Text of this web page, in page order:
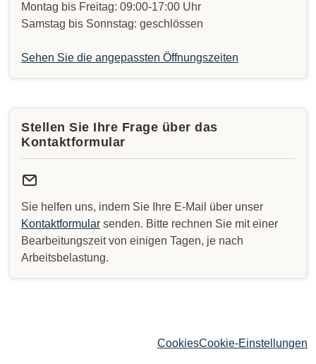
Montag bis Freitag: 09:00-17:00 Uhr
Samstag bis Sonnstag: geschlössen
Sehen Sie die angepassten Öffnungszeiten
Stellen Sie Ihre Frage über das
Kontaktformular
Sie helfen uns, indem Sie Ihre E-Mail über unser
Kontaktformular senden. Bitte rechnen Sie mit einer
Bearbeitungszeit von einigen Tagen, je nach
Arbeitsbelastung.
CookiesCookie-Einstellungen